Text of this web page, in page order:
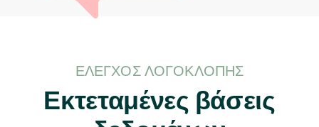
ΈΛΕΓΧΟΣ ΛΟΓΟΚΛΟΠΉΣ
Εκτεταμένες βάσεις